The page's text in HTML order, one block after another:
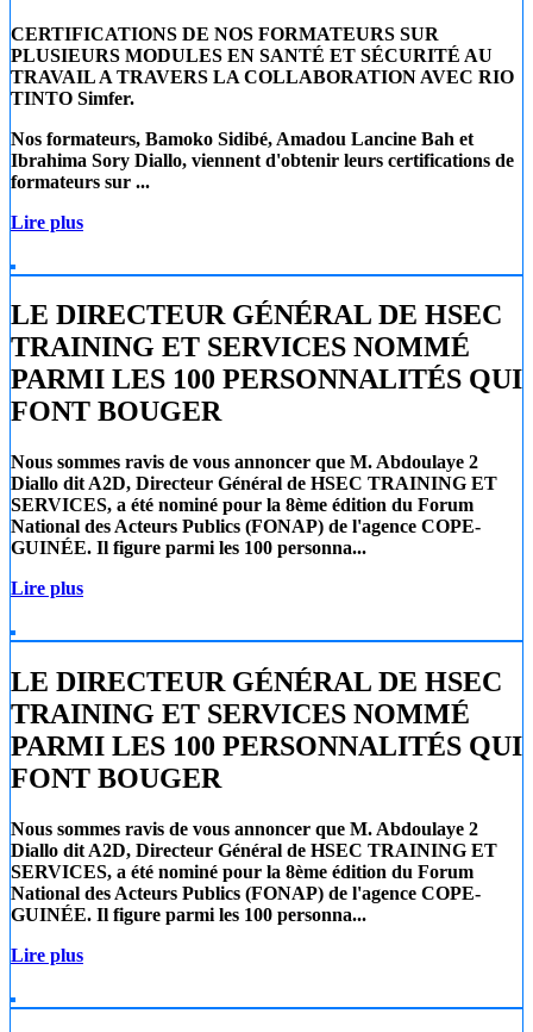
CERTIFICATIONS DE NOS FORMATEURS SUR
PLUSIEURS MODULES EN SANTÉ ET SÉCURITÉ AU
TRAVAIL A TRAVERS LA COLLABORATION AVEC RIO
TINTO Simfer.
Nos formateurs, Bamoko Sidibé, Amadou Lancine Bah et
Ibrahima Sory Diallo, viennent d'obtenir leurs certifications de
formateurs sur ...
Lire plus
LE DIRECTEUR GÉNÉRAL DE HSEC
TRAINING ET SERVICES NOMMÉ
PARMI LES 100 PERSONNALITÉS QUI
FONT BOUGER
Nous sommes ravis de vous annoncer que M. Abdoulaye 2
Diallo dit A2D, Directeur Général de HSEC TRAINING ET
SERVICES, a été nominé pour la 8ème édition du Forum
National des Acteurs Publics (FONAP) de l'agence COPE-
GUINÉE. Il figure parmi les 100 personna...
Lire plus
LE DIRECTEUR GÉNÉRAL DE HSEC
TRAINING ET SERVICES NOMMÉ
PARMI LES 100 PERSONNALITÉS QUI
FONT BOUGER
Nous sommes ravis de vous annoncer que M. Abdoulaye 2
Diallo dit A2D, Directeur Général de HSEC TRAINING ET
SERVICES, a été nominé pour la 8ème édition du Forum
National des Acteurs Publics (FONAP) de l'agence COPE-
GUINÉE. Il figure parmi les 100 personna...
Lire plus